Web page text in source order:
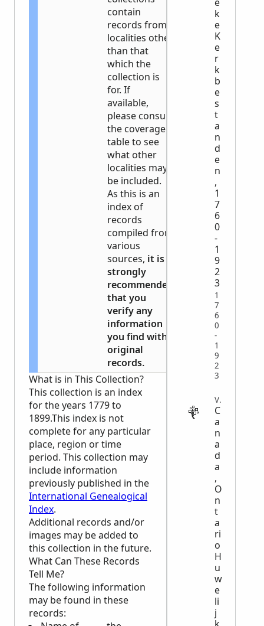
contain
records from
localities other
than that
which the
collection is
for. If
available,
please consult
the coverage
table to see
what other
localities may
be included.
As this is an
index of
records
compiled from
various
sources, it is
strongly
recommended
that you
verify any
information
you find with
original
records.
What is in This Collection?
This collection is an index
for the years 1779 to
1899.This index is not
complete for any particular
place, region or time
period. This collection may
include information
previously published in the
International Genealogical
Index.
Additional records and/or
images may be added to
this collection in the future.
What Can These Records
Tell Me?
The following information
may be found in these
records:
k
e
K
e
r
k
b
e
s
t
a
n
d
e
n
,
1
7
6
0
-
1
9
2
3
1
7
6
0
-
1
9
2
3
VITAL
C
a
n
a
d
a
,
O
n
t
a
ri
o
H
u
w
e
li
j